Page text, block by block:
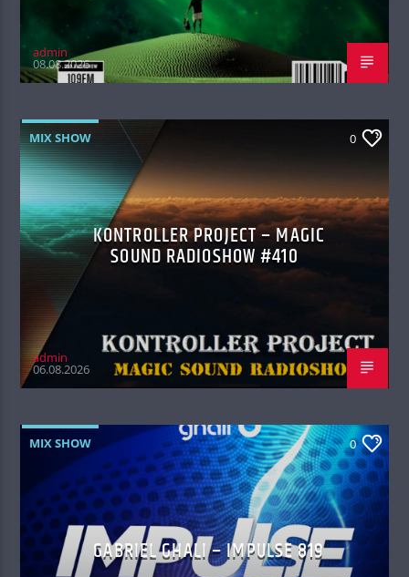
admin
08.08.2026
MIX SHOW 0
KONTROLLER PROJECT – MAGIC
SOUND RADIOSHOW #410
admin
06.08.2026
MIX SHOW 0
GABRIEL GHALI – IMPULSE 819